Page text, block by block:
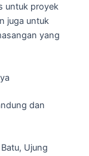
untuk proyek
juga untuk
yang
dan
Ujung